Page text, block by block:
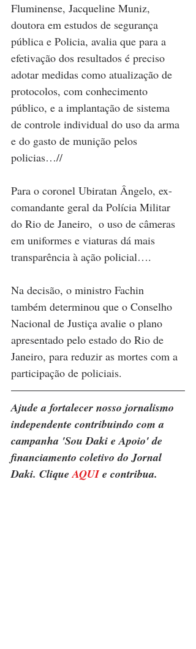
Fluminense, Jacqueline Muniz,
doutora em estudos de segurança
pública e Policia, avalia que para a
efetivação dos resultados é preciso
adotar medidas como atualização de
protocolos, com conhecimento
público, e a implantação de sistema
de controle individual do uso da arma
e do gasto de munição pelos
policias…//
Para o coronel Ubiratan Ângelo, ex-
comandante geral da Polícia Militar
do Rio de Janeiro,  o uso de câmeras
em uniformes e viaturas dá mais
transparência à ação policial….
Na decisão, o ministro Fachin
também determinou que o Conselho
Nacional de Justiça avalie o plano
apresentado pelo estado do Rio de
Janeiro, para reduzir as mortes com a
participação de policiais.
Ajude a fortalecer nosso jornalismo
independente contribuindo com a
campanha 'Sou Daki e Apoio' de
financiamento coletivo do Jornal
Daki. Clique AQUI e contribua.